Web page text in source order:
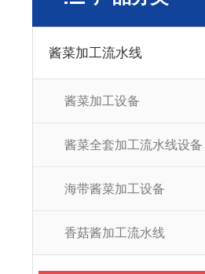
酱菜加工流水线
酱菜加工设备
酱菜全套加工流水线设备
海带酱菜加工设备
香菇酱加工流水线